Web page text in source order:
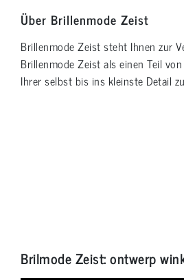
Über Brillenmode Zeist
Brillenmode Zeist steht Ihnen zur
Brillenmode Zeist als einen Teil
Ihrer selbst bis ins kleinste Detail
Brilmode Zeist: ontwerp